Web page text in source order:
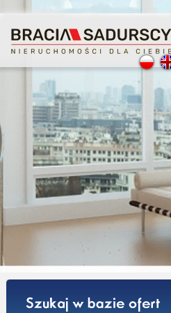
Profesjonalne
Bezpieczeństwo
Licencjonowani
Gwarancja Zwrotu